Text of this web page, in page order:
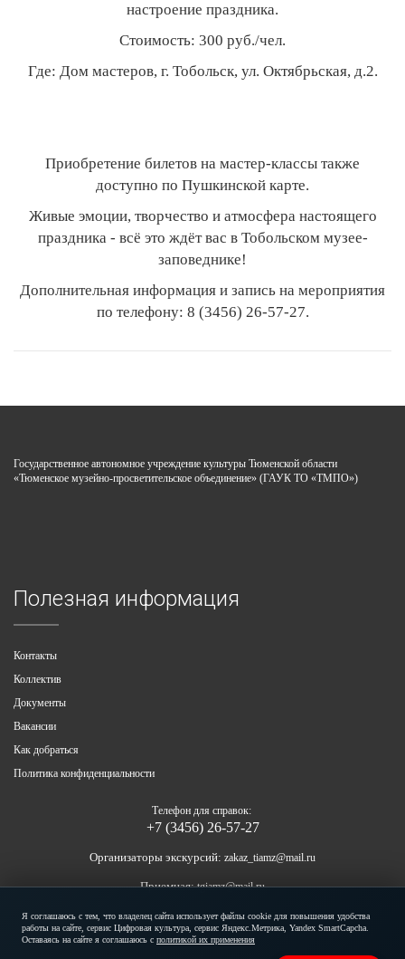
настроение праздника.
Стоимость: 300 руб./чел.
Где: Дом мастеров, г. Тобольск, ул. Октябрьская, д.2.
Приобретение билетов на мастер-классы также
доступно по Пушкинской карте.
Живые эмоции, творчество и атмосфера настоящего
праздника - всё это ждёт вас в Тобольском музее-
заповеднике!
Дополнительная информация и запись на мероприятия
по телефону: 8 (3456) 26-57-27.
Государственное автономное учреждение культуры Тюменской области
«Тюменское музейно-просветительское объединение» (ГАУК ТО «ТМПО»)
Полезная информация
Контакты
Коллектив
Документы
Вакансии
Как добраться
Политика конфиденциальности
Телефон для справок:
+7 (3456) 26-57-27
Организаторы экскурсий: zakaz_tiamz@mail.ru
Приемная:tgiamz@mail.ru
Copyright © 2021
All rights reserved!
Я соглашаюсь с тем, что владелец сайта использует файлы cookie для повышения удобства
работы на сайте, сервис Цифровая культура, сервис Яндекс.Метрика, Yandex SmartCapcha.
Оставаясь на сайте я соглашаюсь с политикой их применения